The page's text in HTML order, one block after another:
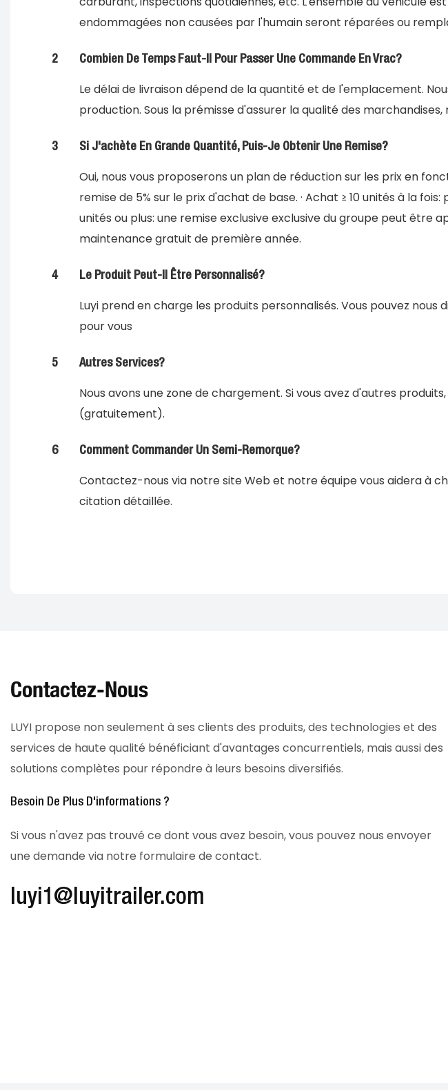
endommagées non causées par l'humain seront réparées ou
2 Combien De Temps Faut-Il Pour Passer Une Commande En Vrac?
Le délai de livraison dépend de la quantité et de l'emplacement.
production. Sous la prémisse d'assurer la qualité des
3 Si J'achète En Grande Quantité, Puis-Je Obtenir Une Remise?
Oui, nous vous proposerons un plan de réduction sur les prix en
remise de 5% sur le prix d'achat de base. · Achat ≥ 10 unités à la
unités ou plus: une remise exclusive exclusive du groupe peut être
maintenance gratuit de première année.
4 Le Produit Peut-Il Être Personnalisé?
Luyi prend en charge les produits personnalisés. Vous pouvez
pour vous
5 Autres Services?
Nous avons une zone de chargement. Si vous avez d'autres
(gratuitement).
6 Comment Commander Un Semi-Remorque?
Contactez-nous via notre site Web et notre équipe vous aidera à
citation détaillée.
Contactez-Nous
LUYI propose non seulement à ses clients des produits, des technologies et des
services de haute qualité bénéficiant d'avantages concurrentiels, mais aussi des
solutions complètes pour répondre à leurs besoins diversifiés.
Besoin De Plus D'informations ?
Si vous n'avez pas trouvé ce dont vous avez besoin, vous pouvez nous envoyer
une demande via notre formulaire de contact.
luyi1@luyitrailer.com